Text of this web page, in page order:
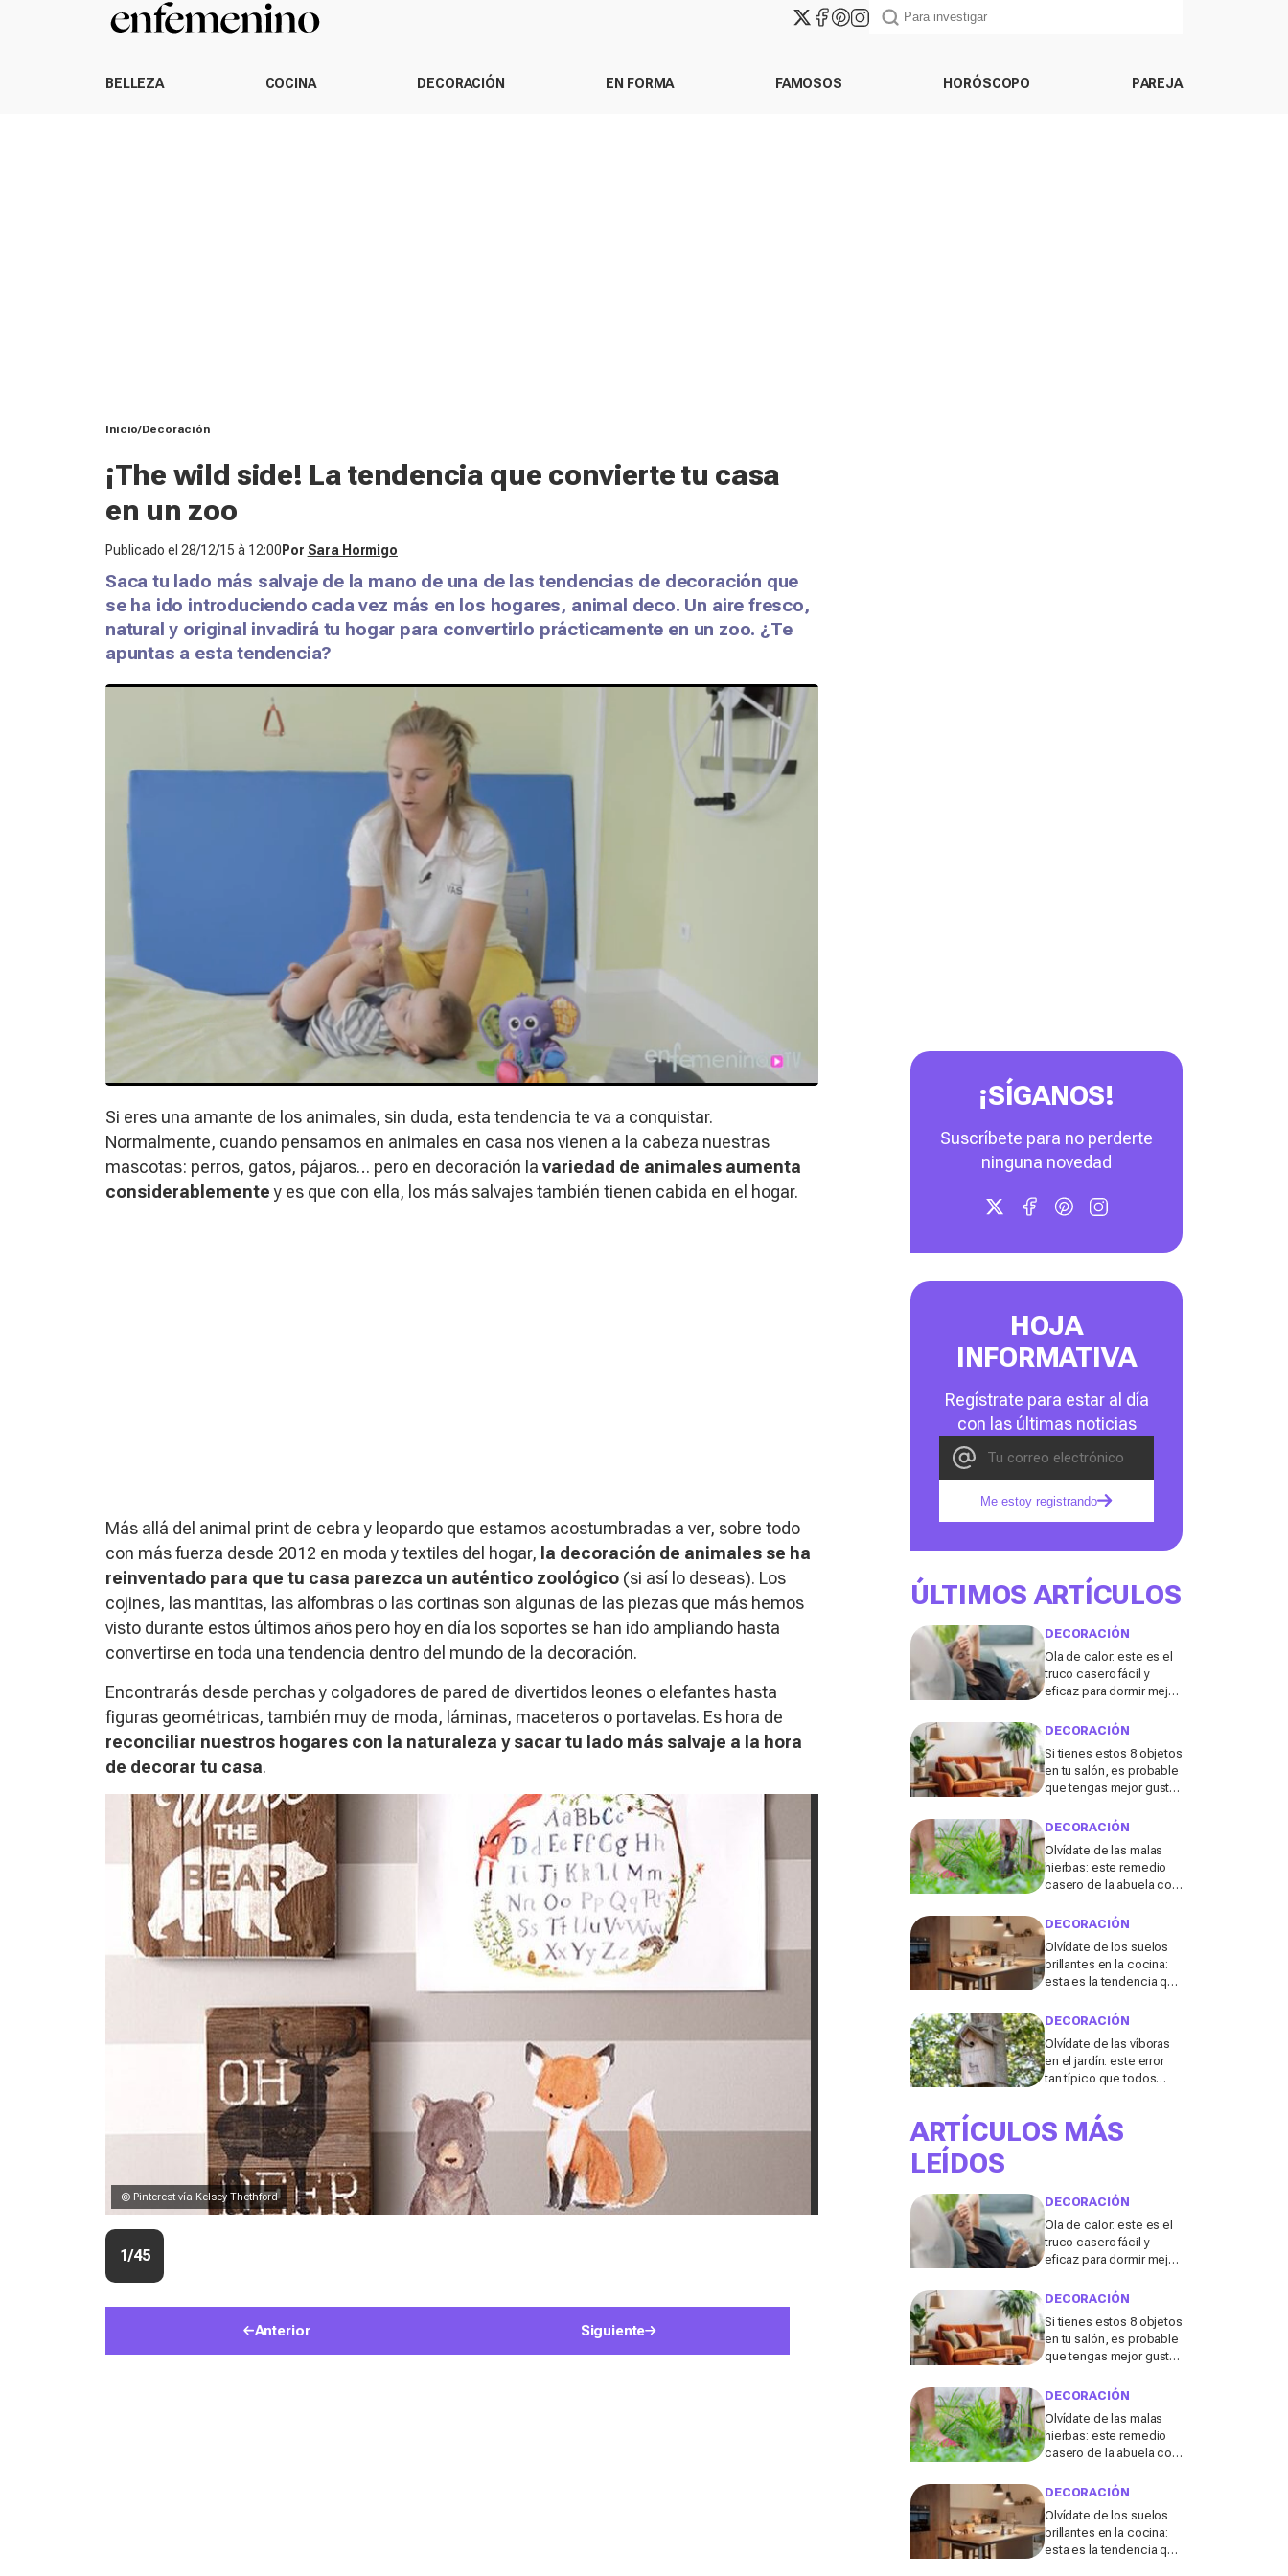
BELLEZA COCINA DECORACIÓN EN FORMA FAMOSOS HORÓSCOPO PAREJA
Inicio Decoración
¡The wild side! La tendencia que convierte tu casa
en un zoo
Publicado el 28/12/15 à 12:00 Por Sara Hormigo
Saca tu lado más salvaje de la mano de una de las tendencias de decoración que
se ha ido introduciendo cada vez más en los hogares, animal deco. Un aire fresco,
natural y original invadirá tu hogar para convertirlo prácticamente en un zoo. ¿Te
apuntas a esta tendencia?
Si eres una amante de los animales, sin duda, esta tendencia te va a conquistar.
Normalmente, cuando pensamos en animales en casa nos vienen a la cabeza nuestras
mascotas: perros, gatos, pájaros… pero en decoración la variedad de animales aumenta
considerablementey es que con ella, los más salvajes también tienen cabida en el hogar.
Más allá del animal print de cebra y leopardo que estamos acostumbradas a ver, sobre todo
con más fuerza desde 2012 en moda y textiles del hogar, la decoración de animales se ha
reinventado para que tu casa parezca un auténtico zoológico (si así lo deseas). Los
cojines, las mantitas, las alfombras o las cortinas son algunas de las piezas que más hemos
visto durante estos últimos años pero hoy en día los soportes se han ido ampliando hasta
convertirse en toda una tendencia dentro del mundo de la decoración.
Encontrarás desde perchas y colgadores de pared de divertidos leones o elefantes hasta
figuras geométricas, también muy de moda, láminas, maceteros o portavelas. Es hora de
reconciliar nuestros hogares con la naturaleza y sacar tu lado más salvaje a la hora
de decorar tu casa.
© Pinterest vía Kelsey Thethford
1/45
Anterior Siguiente
¡SÍGANOS!
Suscríbete para no perderte
ninguna novedad
HOJA
INFORMATIVA
Regístrate para estar al día
con las últimas noticias
Me estoy registrando
ÚLTIMOS ARTÍCULOS
DECORACIÓN
Ola de calor: este es el
truco casero fácil y
eficaz para dormir mejor
DECORACIÓN
Si tienes estos 8 objetos
en tu salón, es probable
que tengas mejor gusto
DECORACIÓN
Olvídate de las malas
hierbas: este remedio
casero de la abuela con
tienes ya en tu cocina
DECORACIÓN
Olvídate de los suelos
brillantes en la cocina:
esta es la tendencia que
una diseñadora de
DECORACIÓN
Olvídate de las víboras
en el jardín: este error
tan típico que todos
de fuertes lluvias las
atrae en masa
ARTÍCULOS MÁS
LEÍDOS
DECORACIÓN
Ola de calor: este es el
truco casero fácil y
eficaz para dormir mejor
DECORACIÓN
Si tienes estos 8 objetos
en tu salón, es probable
que tengas mejor gusto
DECORACIÓN
Olvídate de las malas
hierbas: este remedio
casero de la abuela con
tienes ya en tu cocina
DECORACIÓN
Olvídate de los suelos
brillantes en la cocina:
esta es la tendencia que